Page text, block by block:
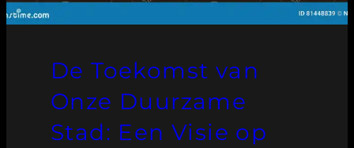
De Toekomst van
Onze Duurzame
Stad: Een Visie op